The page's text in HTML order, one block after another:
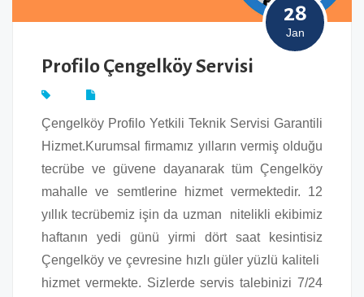
28
Jan
Profilo Çengelköy Servisi
Çengelköy Profilo Yetkili Teknik Servisi Garantili
Hizmet.Kurumsal firmamız yılların vermiş olduğu
tecrübe ve güvene dayanarak tüm Çengelköy
mahalle ve semtlerine hizmet vermektedir. 12
yıllık tecrübemiz işin da uzman nitelikli ekibimiz
haftanın yedi günü yirmi dört saat kesintisiz
Çengelköy ve çevresine hızlı güler yüzlü kaliteli
hizmet vermekte. Sizlerde servis talebinizi 7/24